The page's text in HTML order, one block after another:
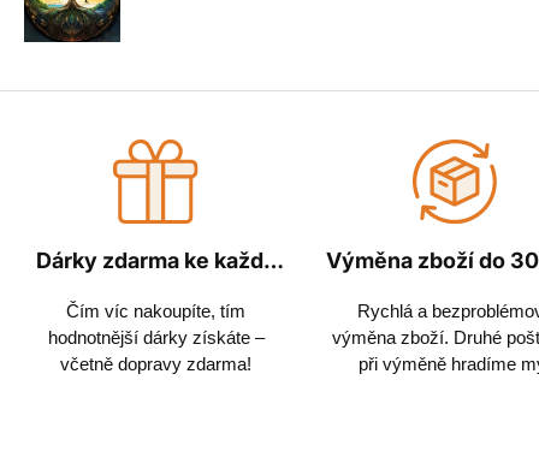
Dárky zdarma ke každé
Čím víc nakoupíte, tím
hodnotnější dárky získáte –
včetně dopravy zdarma!
Výměna zboží do
Rychlá a
výměna zboží. Druhé
při výměně hradíme